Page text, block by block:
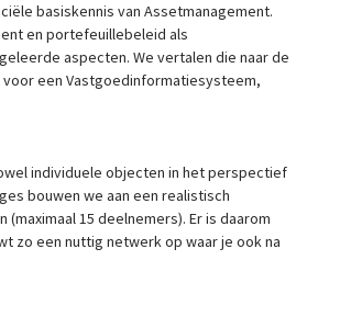
basiskennis van Assetmanagement.
en portefeuillebeleid als
aspecten. We vertalen die naar de
voor een Vastgoedinformatiesysteem,
individuele objecten in het perspectief
bouwen we aan een realistisch
15 deelnemers). Er is daarom
zo een nuttig netwerk op waar je ook na